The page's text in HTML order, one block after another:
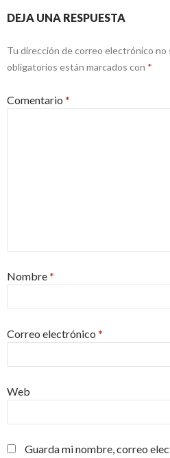
DEJA UNA RESPUESTA
Tu dirección de correo electrónico no
obligatorios están marcados con *
Comentario *
Nombre*
Correo electrónico *
Web
Guarda mi nombre, correo